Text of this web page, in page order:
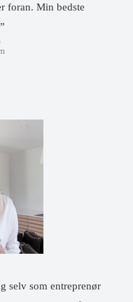
foran. Min bedste
selv som entreprenør